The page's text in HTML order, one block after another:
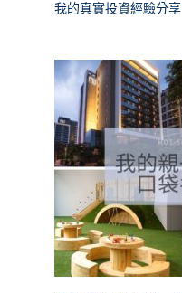
我的真實投資經驗分享